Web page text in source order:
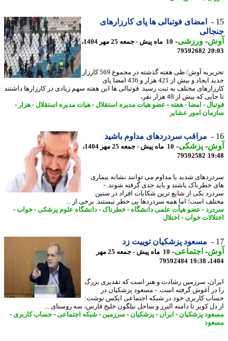
امضای فوتبالی ها پای کارزارهای
-ورزشی-
10 ماه پیش - جمعه 25 مهر 1404،
79592682
تحریریه آوش/ طی هفته گذشته در مجموع 569 کارزار
جدید ایجاد و بیش از 421 هزار و 436 امضا پای
مختلف به ثبت رسید. فوتبالی ها این هفته سهم زیادی در کارزارها داشتند
که بیش از 48 هزار نفر،
-امضا -هفته-عضو هیات مدیره استقلال-هیات مدیره استقلال-هزار -
امور عشایر
مراقب سردردهای مداوم باشید
-پزشکی-
10 ماه پیش - جمعه 25 مهر 1404،
79592582
شدید یا مداوم می توانند نشانه بیماری
خطرناک باشند و باید جدی گرفته شوند. -
یکی از شایع ترین شکایات افراد در سنین
است؛ اما همه سردردها بی خطر نیستند. برخی از ...
-عضو هیأت علمی دانشگاه-خطرناک -دانشگاه علوم پزشکی-خواب-
خواب- اختلال
مسعود پزشکیان توییت زد
-اجتماعی-
10 ماه پیش - جمعه 25 مهر
79592484
سرزمین رشادت و هنر است که تقدیری بزرگ
آغوش گرفته است. - مسعود پزشکیان در
کاربری خود در شبکه اجتماعی ایکس نوشت:
کویر تا دامنه البرز و ساحل نیلگون خلیج فارس، سه روستای ...
پزشکیان-ایران - پزشکیان-سرزمین -شبکه اجتماعی-حساب کاربری -